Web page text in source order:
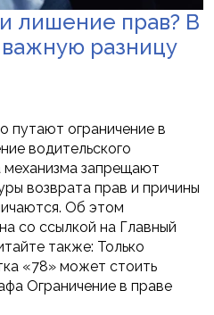
лишение прав? В
разницу
путают ограничение в
водительского
механизма запрещают
возврата прав и причины
Об этом
со ссылкой на Главный
также: Только
«78» может стоить
Ограничение в праве